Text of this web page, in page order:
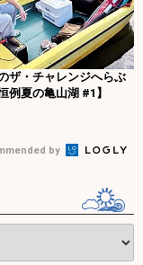
ザ・チャレンジへらぶ
例夏の亀山湖 #1】
by